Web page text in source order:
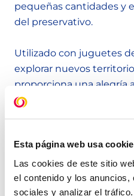
Esta página web usa
Las cookies de este sitio
el contenido y los anuncios,
sociales y analizar el
pequeñas cantidades y
del preservativo.
Utilizado con juguetes
explorar nuevos
proporciona una alegría
Formato: 200 ml
: Base
parabenos ni